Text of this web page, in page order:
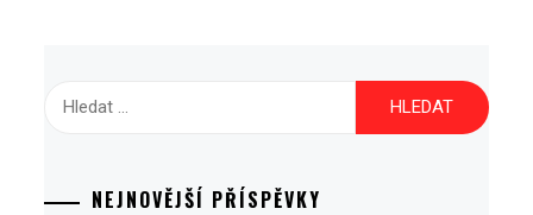
NEJNOVĚJŠÍ PŘÍSPĚVKY